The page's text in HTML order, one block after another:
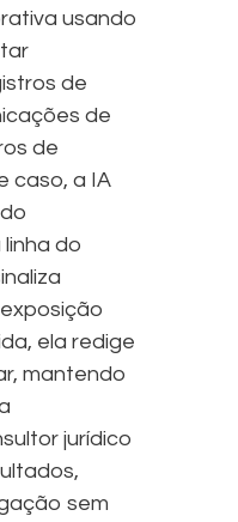
usando
de
de
de
caso, a IA
do
ela redige
mantendo
jurídico
sem